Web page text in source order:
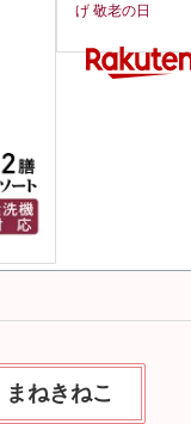
げ 敬老の日
ねきねこ